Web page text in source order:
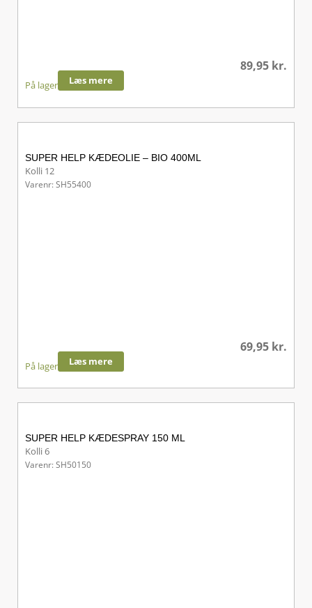
89,95 kr.
På lager Læs mere
SUPER HELP KÆDEOLIE – BIO 400ML
Kolli 12
Varenr: SH55400
69,95 kr.
På lager Læs mere
SUPER HELP KÆDESPRAY 150 ML
Kolli 6
Varenr: SH50150